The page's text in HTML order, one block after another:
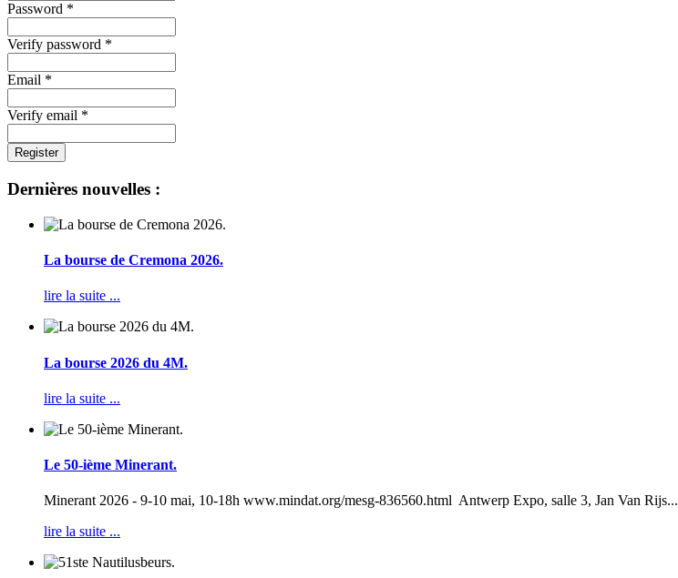
Password *
Verify password *
Email *
Verify email *
Register
Dernières nouvelles :
La bourse de Cremona 2026.
lire la suite ...
La bourse 2026 du 4M.
lire la suite ...
Le 50-ième Minerant.
Minerant 2026 - 9-10 mai, 10-18h www.mindat.org/mesg-836560.html Antwerp Expo, salle 3, Jan Van Rijs...
lire la suite ...